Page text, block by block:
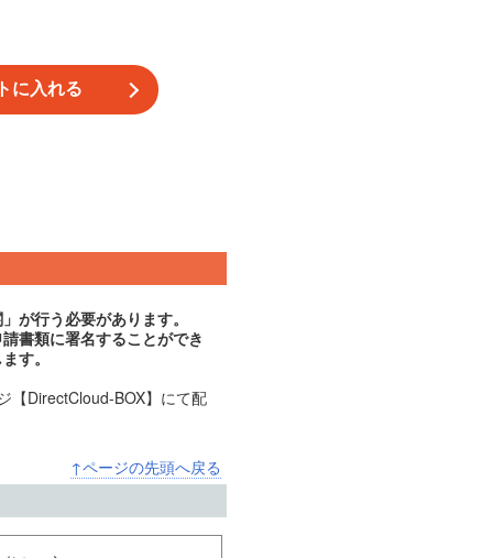
が行う必要があります。
書類に署名することができ
す。
【DirectCloud-BOX】にて配
↑ページの先頭へ戻る